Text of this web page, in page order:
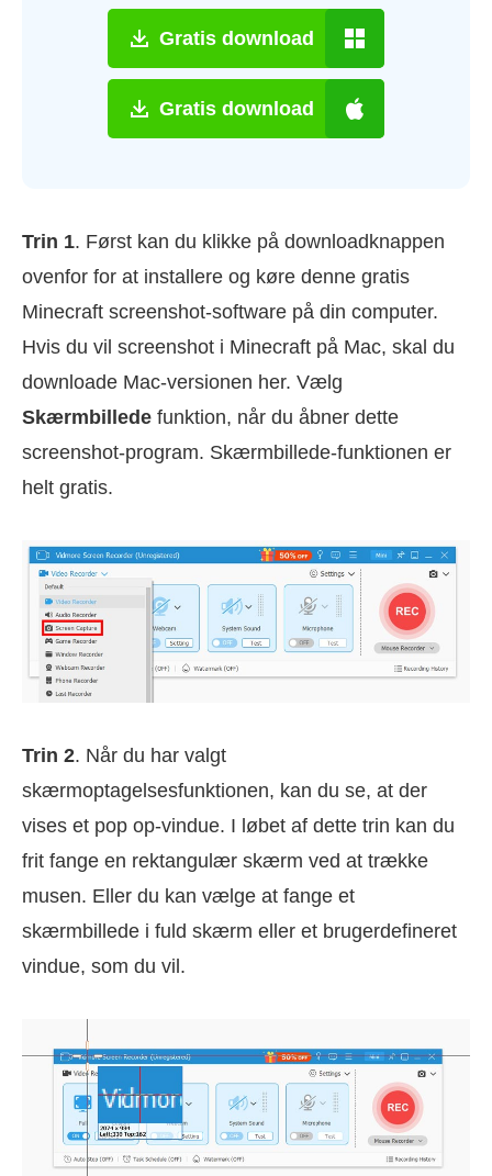
Gratis download
Gratis download
Trin 1. Først kan du klikke på downloadknappen
ovenfor for at installere og køre denne gratis
Minecraft screenshot-software på din computer.
Hvis du vil screenshot i Minecraft på Mac, skal du
downloade Mac-versionen her. Vælg
Skærmbillede funktion, når du åbner dette
screenshot-program. Skærmbillede-funktionen er
helt gratis.
Trin 2. Når du har valgt
skærmoptagelsesfunktionen, kan du se, at der
vises et pop op-vindue. I løbet af dette trin kan du
frit fange en rektangulær skærm ved at trække
musen. Eller du kan vælge at fange et
skærmbillede i fuld skærm eller et brugerdefineret
vindue, som du vil.